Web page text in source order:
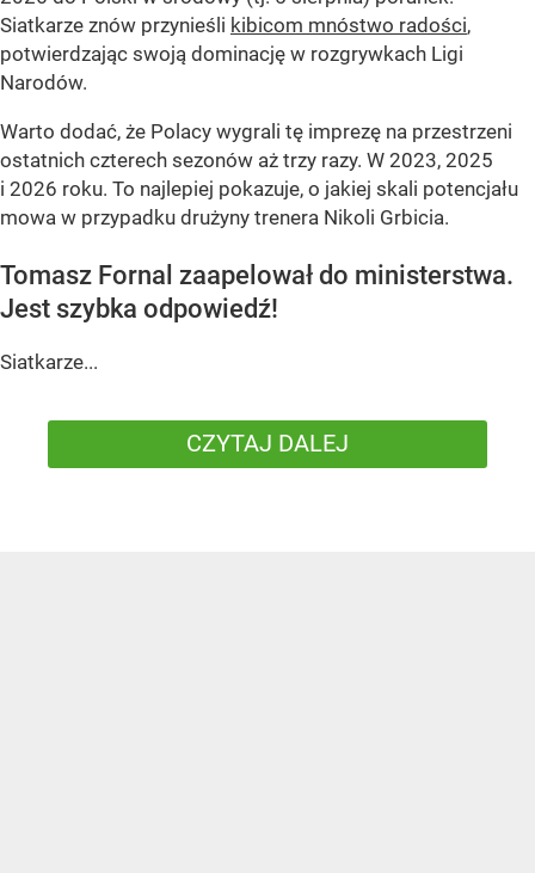
Siatkarze znów przynieśli kibicom mnóstwo radości,
potwierdzając swoją dominację w rozgrywkach Ligi
Narodów.
Warto dodać, że Polacy wygrali tę imprezę na przestrzeni
ostatnich czterech sezonów aż trzy razy. W 2023, 2025
i 2026 roku. To najlepiej pokazuje, o jakiej skali potencjału
mowa w przypadku drużyny trenera Nikoli Grbicia.
Tomasz Fornal zaapelował do ministerstwa.
Jest szybka odpowiedź!
Siatkarze...
CZYTAJ DALEJ